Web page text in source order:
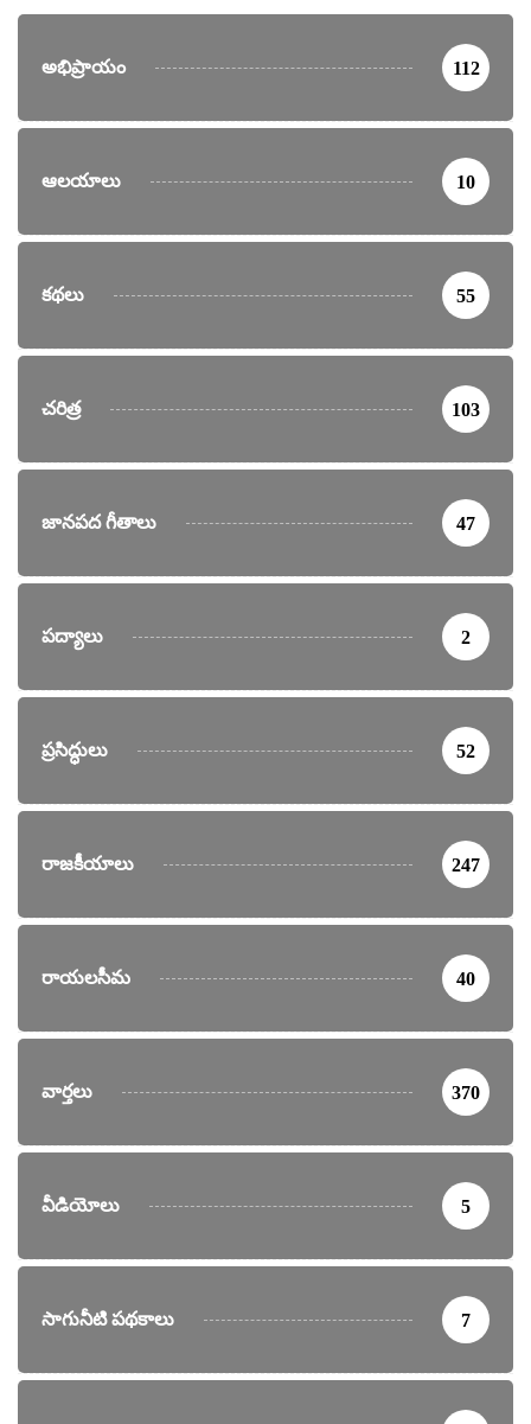
అభిప్రాయం 112
ఆలయాలు 10
కథలు 55
చరిత్ర 103
జానపద గీతాలు 47
పద్యాలు 2
ప్రసిద్ధులు 52
రాజకీయాలు 247
రాయలసీమ 40
వార్తలు 370
వీడియోలు 5
సాగునీటి పథకాలు 7